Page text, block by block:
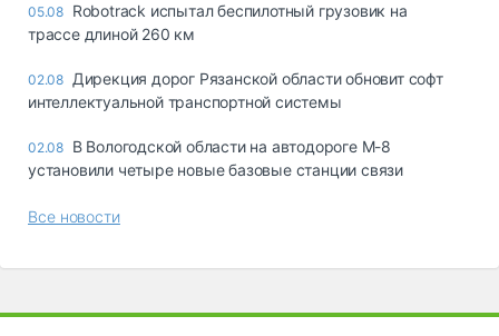
05.08 Robotrack испытал беспилотный грузовик на
трассе длиной 260 км
02.08 Дирекция дорог Рязанской области обновит софт
интеллектуальной транспортной системы
02.08 В Вологодской области на автодороге М-8
установили четыре новые базовые станции связи
Все новости